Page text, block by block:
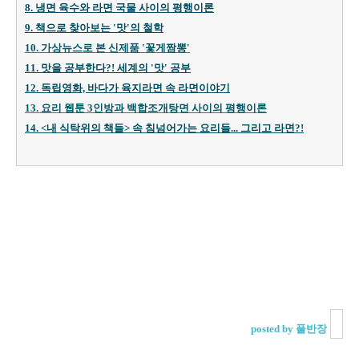
8. 냉면 육수와 라면 국물 사이의 평행이론
9. 책으로 찾아보는 '맛'의 철학
10. 가상뉴스로 본 신제품 '꽃게짬뽕'
11. 맛을 공부한다?! 세계의 '맛' 공부
12. 독립영화, 바다가 육지라면 속 라면이야기
13. 요리 웹툰 3인방과 백합조개탕면 사이의 평행이론
14. <내 식탁위의 책들> 속 침넘어가는 요리들... 그리고 라면?!
posted by 풀반장